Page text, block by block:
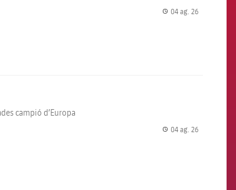
04 ag. 26
campió d’Europa
04 ag. 26